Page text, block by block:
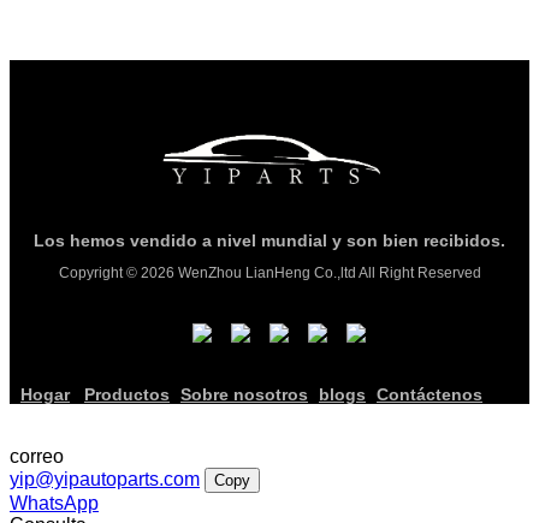
Los hemos vendido a nivel mundial y son bien recibidos.
Copyright © 2026 WenZhou LianHeng Co.,ltd All Right Reserved
Hogar Productos Sobre nosotros blogs Contáctenos
correo
yip@yipautoparts.com
Copy
WhatsApp